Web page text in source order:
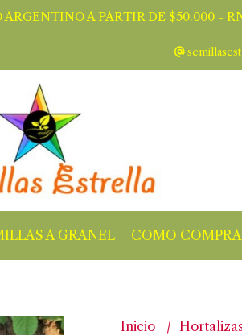
A PARTIR DE $50.000 -
A GRANEL COMO
Inicio
Hortalizas